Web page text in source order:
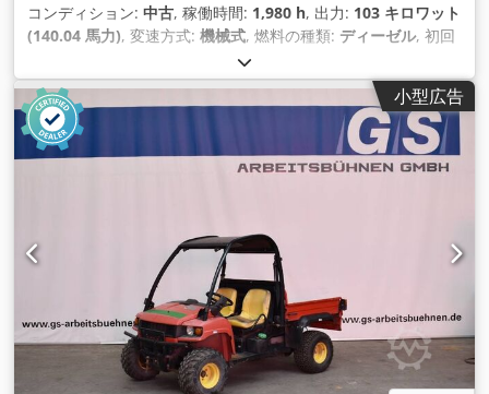
コンディション: 中古, 稼働時間: 1,980 h, 出力: 103 キロワット
(140.04 馬力), 変速方式: 機械式, 燃料の種類: ディーゼル, 初回
, 総重量:
行距離:1,980 km, 空車重量:6,900 kg（キログラム）, 最大積
載重量:3,550 kg（キログラム）, サスペンション:その他, 座席
数:2, 装備:
小型広告